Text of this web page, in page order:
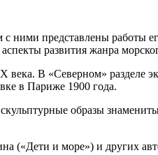
представлены работы
развития жанра
В «Северном» разделе
в Париже 1900 года.
образы
и море») и других